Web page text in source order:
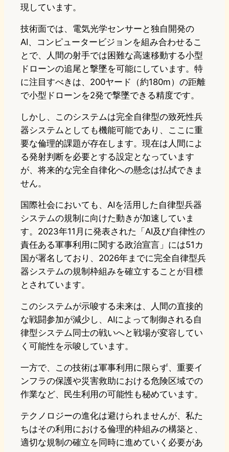
現しています。
技術面では、電気光学センサーと独自開発の
AI、コンピュータービジョンを組み合わせるこ
とで、人間の射手では困難な高速移動する小型
ドローンの追尾と撃墜を可能にしています。特
に注目すべきは、200ヤード（約180m）の距離
で小型ドローンを2発で撃墜できる精度です。
しかし、このシステムは完全自律型の致死性兵
器システムとしても機能可能であり、ここに重
要な倫理的課題が存在します。現在は人間によ
る発射判断を必要とする設定となっています
が、将来的な完全自律化への懸念は払拭できま
せん。
国際社会においても、AIを活用した自律型兵器
システムの規制に向けた動きが加速していま
す。2023年11月に発表された「AI及び自律性の
責任ある軍事利用に関する政治宣言」には51カ
国が署名しており、2026年までに完全自律型兵
器システムの規制枠組みを確立することが目標
とされています。
このシステムが示唆する未来は、人間の直接的
な戦闘参加が減少し、AIによって制御される自
律型システム同士の戦いへと戦場が変容してい
く可能性を示唆しています。
一方で、この技術は軍事利用に限らず、重要イ
ンフラの保護や災害救助における危険区域での
作業など、民生利用の可能性も秘めています。
テクノロジーの進化は避けられませんが、私た
ちはその利用における倫理的枠組みの構築と、
適切な規制の確立を同時に進めていく必要があ